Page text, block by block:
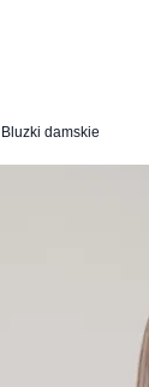
Bluzki damskie